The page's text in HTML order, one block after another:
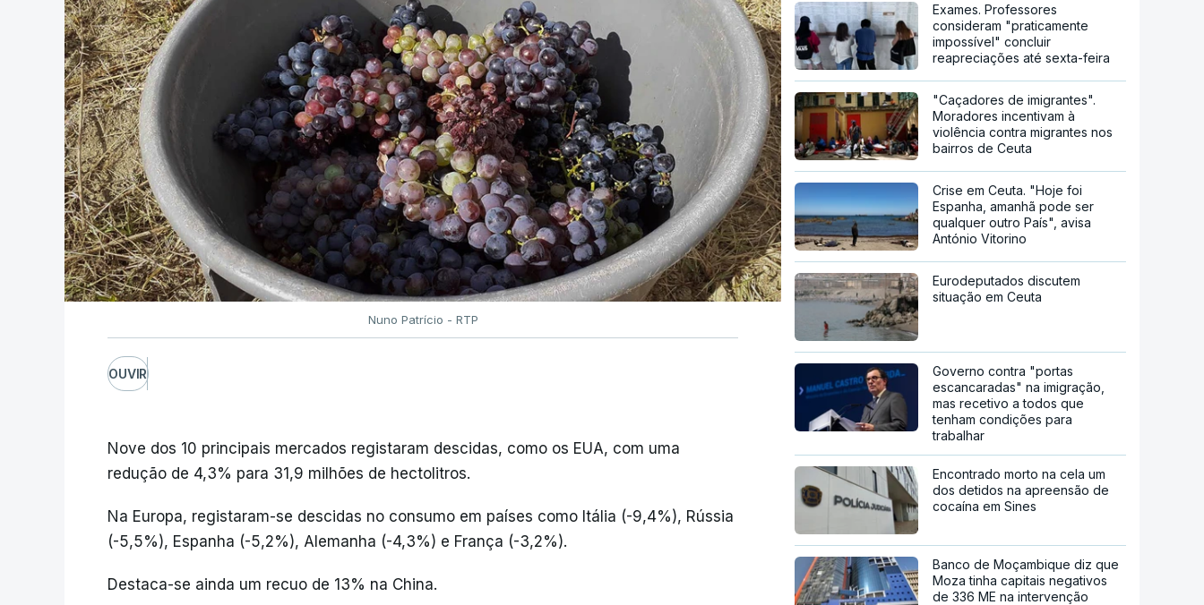
Nuno Patrício - RTP
OUVIR
Nove dos 10 principais mercados registaram descidas, como os EUA, com uma
redução de 4,3% para 31,9 milhões de hectolitros.
Na Europa, registaram-se descidas no consumo em países como Itália (-9,4%), Rússia
(-5,5%), Espanha (-5,2%), Alemanha (-4,3%) e França (-3,2%).
Destaca-se ainda um recuo de 13% na China.
Exames. Professores
consideram "praticamente
impossível" concluir
reapreciações até sexta-feira
"Caçadores de imigrantes".
Moradores incentivam à
violência contra migrantes nos
bairros de Ceuta
Crise em Ceuta. "Hoje foi
Espanha, amanhã pode ser
qualquer outro País", avisa
António Vitorino
Eurodeputados discutem
situação em Ceuta
Governo contra "portas
escancaradas" na imigração,
mas recetivo a todos que
tenham condições para
trabalhar
Encontrado morto na cela um
dos detidos na apreensão de
cocaína em Sines
Banco de Moçambique diz que
Moza tinha capitais negativos
de 336 ME na intervenção